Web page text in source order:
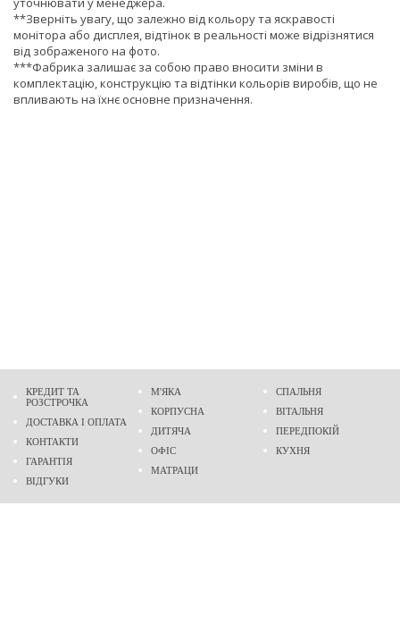
**Зверніть увагу, що залежно від кольору та яскравості
монітора або дисплея, відтінок в реальності може відрізнятися
від зображеного на фото.
***Фабрика залишає за собою право вносити зміни в
комплектацію, конструкцію та відтінки кольорів виробів, що не
впливають на їхнє основне призначення.
КРЕДИТ ТА
РОЗСТРОЧКА
ДОСТАВКА І ОПЛАТА
КОНТАКТИ
ГАРАНТІЯ
ВІДГУКИ
М'ЯКА
КОРПУСНА
ДИТЯЧА
ОФІС
МАТРАЦИ
СПАЛЬНЯ
ВІТАЛЬНЯ
ПЕРЕДПОКІЙ
КУХНЯ